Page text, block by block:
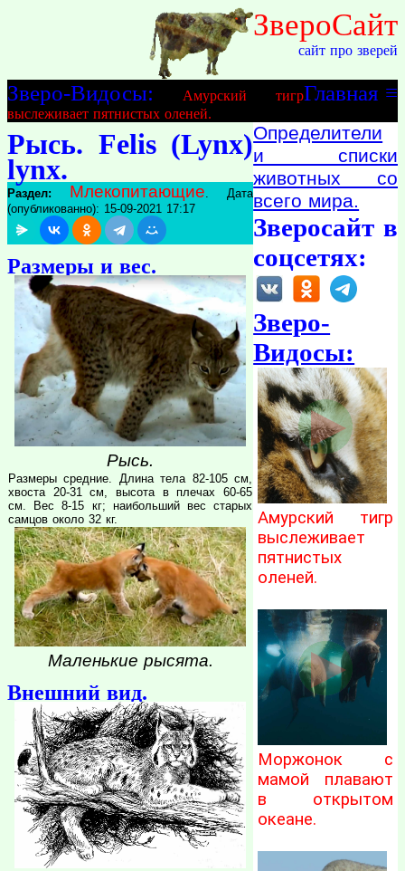
ЗвероСайт
сайт про зверей
≡
Главная
Зверо-Видосы:
Амурский тигр
выслеживает пятнистых оленей.
Рысь. Felis (Lynx)
lynx.
Раздел: Млекопитающие. Дата
(опубликованно): 15-09-2021 17:17
Размеры и вес.
Рысь.
Размеры средние. Длина тела 82-105 см,
хвоста 20-31 см, высота в плечах 60-65
см. Вес 8-15 кг; наибольший вес старых
самцов около 32 кг.
Маленькие рысята.
Внешний вид.
Определители
и списки
животных со
всего мира.
Зверосайт в
соцсетях:
Зверо-
Видосы:
Амурский тигр
выслеживает
пятнистых
оленей.
Моржонок с
мамой плавают
в открытом
океане.